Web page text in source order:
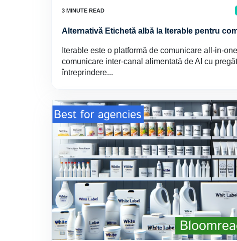
Alternativă Etichetă albă la Iterable pentru
Iterable este o platformă de comunicare all-in-
comunicare inter-canal alimentată de AI cu
întreprindere...